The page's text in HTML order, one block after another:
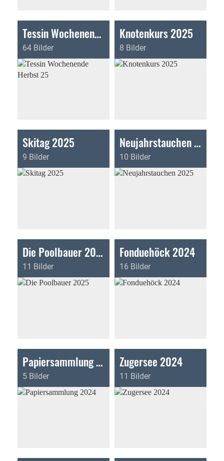
Tessin Wochenende Herbst 25
64 Bilder
Knotenkurs 2025
8 Bilder
Skitag 2025
9 Bilder
Neujahrstauchen 2025
10 Bilder
Die Poolbauer 2025
11 Bilder
Fonduehöck 2024
16 Bilder
Papiersammlung 2024
5 Bilder
Zugersee 2024
11 Bilder